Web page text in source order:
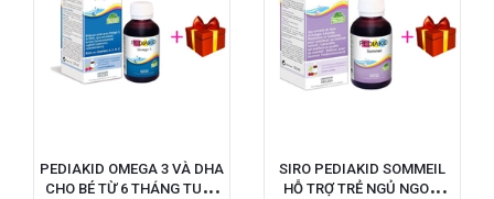
PEDIAKID OMEGA 3 VÀ DHA
CHO BÉ TỪ 6 THÁNG TUỔI,
SIRO PEDIAKID SOMMEIL
HỖ TRỢ TRẺ NGỦ NGON,